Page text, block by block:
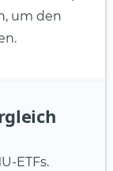
um den
ETFs.